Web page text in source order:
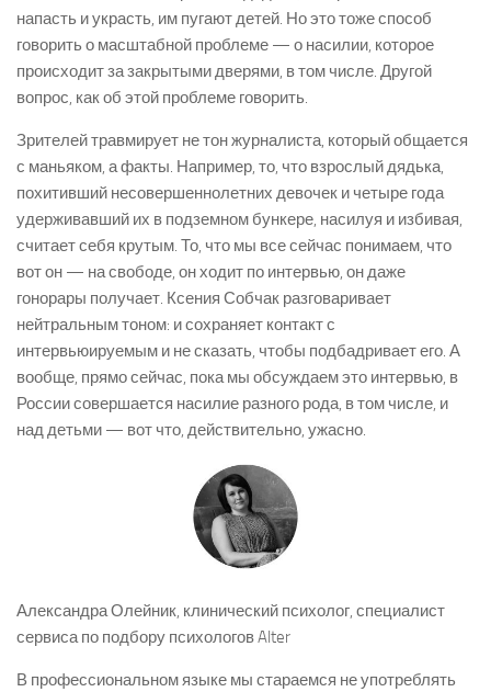
напасть и украсть, им пугают детей. Но это тоже способ
говорить о масштабной проблеме — о насилии, которое
происходит за закрытыми дверями, в том числе. Другой
вопрос, как об этой проблеме говорить.
Зрителей травмирует не тон журналиста, который общается
с маньяком, а факты. Например, то, что взрослый дядька,
похитивший несовершеннолетних девочек и четыре года
удерживавший их в подземном бункере, насилуя и избивая,
считает себя крутым. То, что мы все сейчас понимаем, что
вот он — на свободе, он ходит по интервью, он даже
гонорары получает. Ксения Собчак разговаривает
нейтральным тоном: и сохраняет контакт с
интервьюируемым и не сказать, чтобы подбадривает его. А
вообще, прямо сейчас, пока мы обсуждаем это интервью, в
России совершается насилие разного рода, в том числе, и
над детьми — вот что, действительно, ужасно.
Александра Олейник, клинический психолог, специалист
сервиса по подбору психологов Alter
В профессиональном языке мы стараемся не употреблять